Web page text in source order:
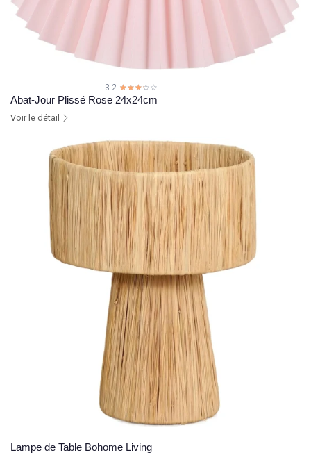
3.2 ☆☆☆☆☆
★★★★★
Abat-Jour Plissé Rose 24x24cm
Voir le détail
Lampe de Table Bohome Living